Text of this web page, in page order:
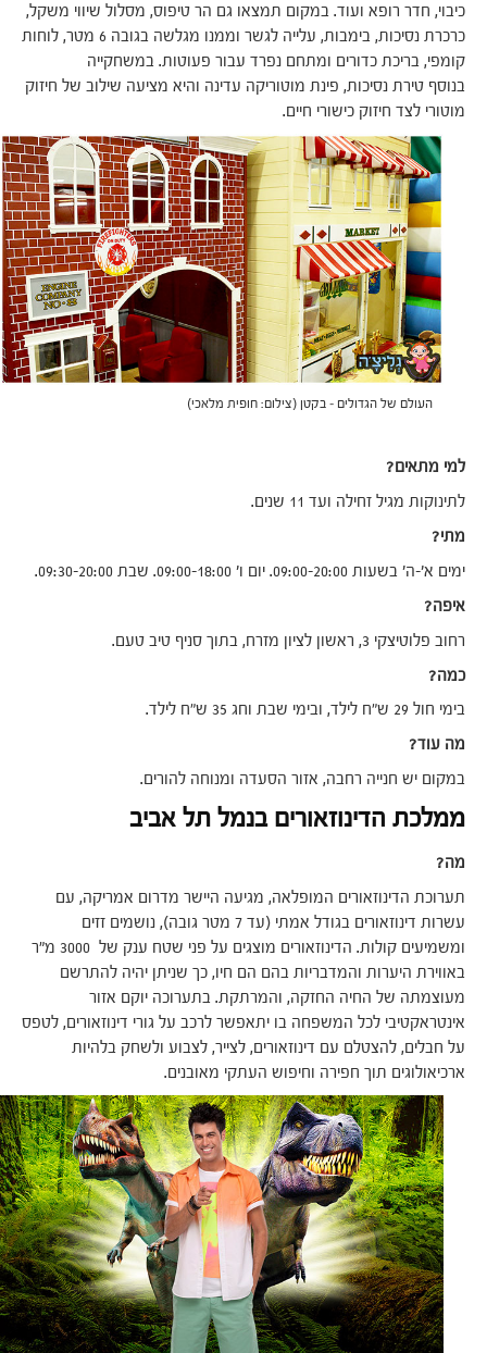
כיבוי, חדר רופא ועוד. במקום תמצאו גם הר טיפוס, מסלול שיווי משקל,
כרכרת נסיכות, בימבות, עלייה לגשר וממנו מגלשה בגובה 6 מטר, לוחות
קומפי, בריכת כדורים ומתחם נפרד עבור פעוטות. במשחקייה
בנוסף טירת נסיכות, פינת מוטוריקה עדינה והיא מציעה שילוב של חיזוק
מוטורי לצד חיזוק כישורי חיים.
העולם של הגדולים – בקטן (צילום: חופית מלאכי)
למי מתאים?
לתינוקות מגיל זחילה ועד 11 שנים.
מתי?
ימים א'-ה' בשעות 09:00-20:00. יום ו' 09:00-18:00. שבת 09:30-20:00.
איפה?
רחוב פלוטיצקי 3, ראשון לציון מזרח, בתוך סניף טיב טעם.
כמה?
בימי חול 29 ש״ח לילד, ובימי שבת וחג 35 ש״ח לילד.
מה עוד?
במקום יש חנייה רחבה, אזור הסעדה ומנוחה להורים.
ממלכת הדינוזאורים בנמל תל אביב
מה?
תערוכת הדינוזאורים המופלאה, מגיעה היישר מדרום אמריקה, עם
עשרות דינוזאורים בגודל אמתי (עד 7 מטר גובה), נושמים זזים
ומשמיעים קולות. הדינוזאורים מוצגים על פני שטח ענק של 3000 מ"ר
באווירת היערות והמדבריות בהם הם חיו, כך שניתן יהיה להתרשם
מעוצמתה של החיה החזקה, והמרתקת. בתערוכה יוקם אזור
אינטראקטיבי לכל המשפחה בו יתאפשר לרכב על גורי דינוזאורים, לטפס
על חבלים, להצטלם עם דינוזאורים, לצייר, לצבוע ולשחק בלהיות
ארכיאולוגים תוך חפירה וחיפוש העתקי מאובנים.